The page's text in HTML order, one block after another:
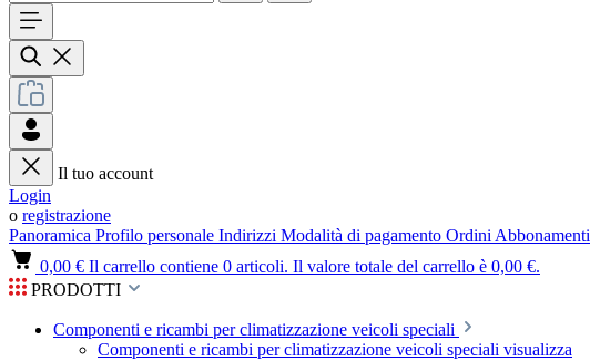
Il tuo account
Login
o registrazione
Panoramica Profilo personale Indirizzi Modalità di pagamento Ordini Abbonamenti
0,00 € Il carrello contiene 0 articoli. Il valore totale del carrello è 0,00 €.
PRODOTTI
Componenti e ricambi per climatizzazione veicoli speciali
Componenti e ricambi per climatizzazione veicoli speciali visualizza